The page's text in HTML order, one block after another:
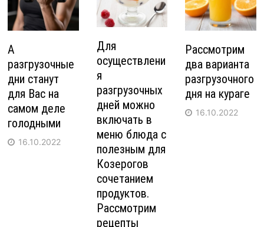
А
разгрузочные
дни станут
для Вас на
самом деле
голодными
16.10.2022
Для
осуществлени
я
разгрузочных
дней можно
включать в
меню блюда с
полезным для
Козерогов
сочетанием
продуктов.
Рассмотрим
рецепты
Рассмотрим
два варианта
разгрузочного
дня на кураге
16.10.2022